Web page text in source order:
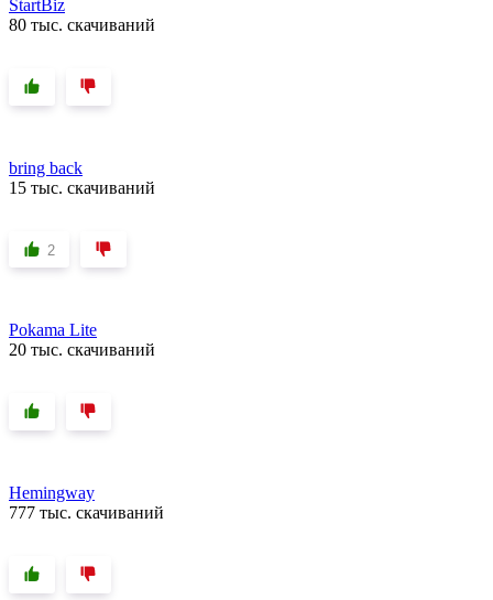
StartBiz
80 тыс. скачиваний
bring back
15 тыс. скачиваний
2
Pokama Lite
20 тыс. скачиваний
Hemingway
777 тыс. скачиваний